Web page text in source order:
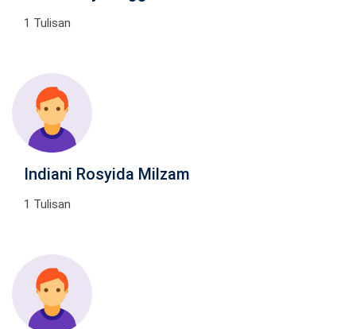
1 Tulisan
Indiani Rosyida Milzam
1 Tulisan